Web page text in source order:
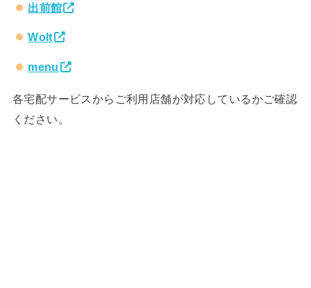
出前館
Wolt
menu
各宅配サービスからご利用店舗が対応しているかご確認
ください。